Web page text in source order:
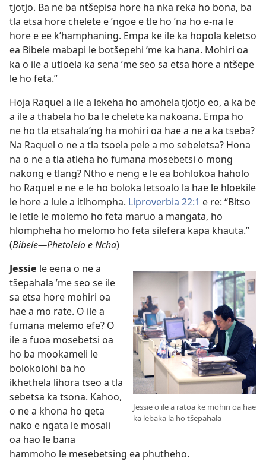
tjotjo. Ba ne ba ntšepisa hore ha nka reka ho bona, ba
tla etsa hore chelete e ’ngoe e tle ho ’na ho e-na le
hore e ee k’hamphaning. Empa ke ile ka hopola keletso
ea Bibele mabapi le botšepehi ’me ka hana. Mohiri oa
ka o ile a utloela ka sena ’me seo sa etsa hore a ntšepe
le ho feta.”
Hoja Raquel a ile a lekeha ho amohela tjotjo eo, a ka be
a ile a thabela ho ba le chelete ka nakoana. Empa ho
ne ho tla etsahala’ng ha mohiri oa hae a ne a ka tseba?
Na Raquel o ne a tla tsoela pele a mo sebeletsa? Hona
na o ne a tla atleha ho fumana mosebetsi o mong
nakong e tlang? Ntho e neng e le ea bohlokoa haholo
ho Raquel e ne e le ho boloka letsoalo la hae le hloekile
le hore a lule a itlhompha. Liproverbia 22:1 e re: “Bitso
le letle le molemo ho feta maruo a mangata, ho
hlompheha ho melomo ho feta silefera kapa khauta.”
(Bibele—Phetolelo e Ncha)
Jessie o ile a ratoa ke mohiri oa hae
ka lebaka la ho tšepahala
Jessie le eena o ne a
tšepahala ’me seo se ile
sa etsa hore mohiri oa
hae a mo rate. O ile a
fumana melemo efe? O
ile a fuoa mosebetsi oa
ho ba mookameli le
bolokolohi ba ho
ikhethela lihora tseo a tla
sebetsa ka tsona. Kahoo,
o ne a khona ho qeta
nako e ngata le mosali
oa hao le bana
hammoho le mesebetsing ea phutheho.